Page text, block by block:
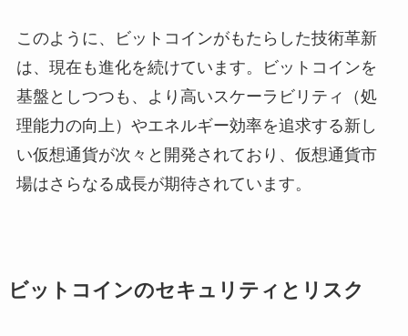
このように、ビットコインがもたらした技術革新
は、現在も進化を続けています。ビットコインを
基盤としつつも、より高いスケーラビリティ（処
理能力の向上）やエネルギー効率を追求する新し
い仮想通貨が次々と開発されており、仮想通貨市
場はさらなる成長が期待されています。
ビットコインのセキュリティとリスク